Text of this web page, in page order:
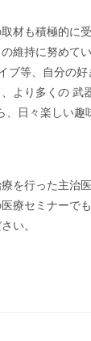
材も積極的に
維持に努めて
ブ等、自分の
より多くの
日々楽しい趣
療を行った主
療セミナー
い。